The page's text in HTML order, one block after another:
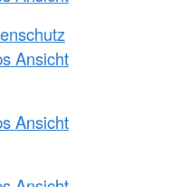
Ansicht
Ansicht